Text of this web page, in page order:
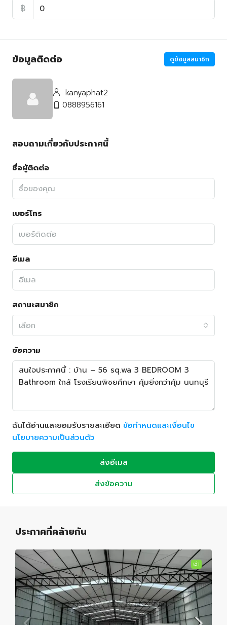
฿
ข้อมูลติดต่อ ดูข้อมูลสมาชิก
kanyaphat2
0888956161
สอบถามเกี่ยวกับประกาศนี้
ชื่อผู้ติดต่อ
เบอร์โทร
อีเมล
สถานะสมาชิก
เลือก
ข้อความ
ฉันได้อ่านและยอมรับรายละเอียด ข้อกำหนดและเงื่อนไข
นโยบายความเป็นส่วนตัว
ส่งอีเมล
ส่งข้อความ
ประกาศที่คล้ายกัน
เช่า